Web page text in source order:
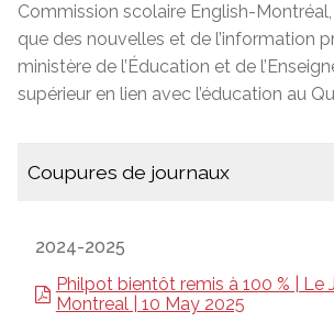
Commission scolaire English-
que des nouvelles et de l’information
ministère de l’Éducation et de
supérieur en lien avec l’éducation au
Coupures de journaux
2024-2025
Philpot bientôt remis à 100 % | Le
Montreal | 10 May 2025